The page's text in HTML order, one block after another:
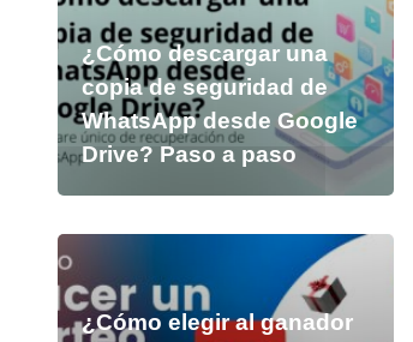
¿Cómo descargar una
copia de seguridad de
WhatsApp desde Google
Drive? Paso a paso
¿Cómo elegir al ganador